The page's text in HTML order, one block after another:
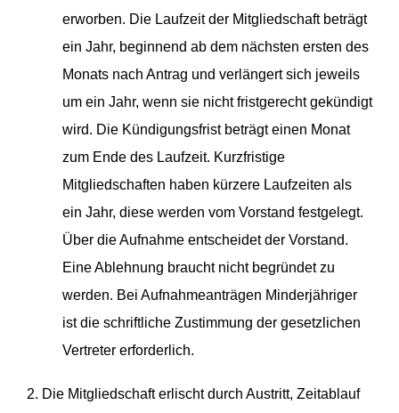
erworben. Die Laufzeit der Mitgliedschaft beträgt
ein Jahr, beginnend ab dem nächsten ersten des
Monats nach Antrag und verlängert sich jeweils
um ein Jahr, wenn sie nicht fristgerecht gekündigt
wird. Die Kündigungsfrist beträgt einen Monat
zum Ende des Laufzeit. Kurzfristige
Mitgliedschaften haben kürzere Laufzeiten als
ein Jahr, diese werden vom Vorstand festgelegt.
Über die Aufnahme entscheidet der Vorstand.
Eine Ablehnung braucht nicht begründet zu
werden. Bei Aufnahmeanträgen Minderjähriger
ist die schriftliche Zustimmung der gesetzlichen
Vertreter erforderlich.
2. Die Mitgliedschaft erlischt durch Austritt, Zeitablauf